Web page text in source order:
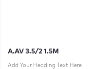
A.AV 3.5/2 1.5M
Add Your Heading Text Here